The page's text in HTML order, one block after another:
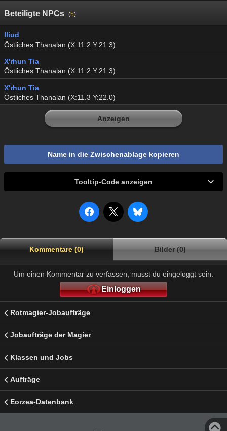
Beteiligte NPCs (5)
Iliud
Östliches Thanalan (X:11.2 Y:21.3)
X'rhun Tia
Östliches Thanalan (X:11.2 Y:21.3)
X'rhun Tia
Östliches Thanalan (X:11.3 Y:22.0)
Anzeigen
Name in die Zwischenablage kopieren
Tooltip-Code anzeigen
Kommentare (0) Bilder (0)
Um einen Kommentar zu verfassen, musst du eingeloggt sein.
Einloggen
Rotmagier-Jobaufträge
Jobaufträge der Magier
Klassen und Jobs
Aufträge
Eorzea-Datenbank